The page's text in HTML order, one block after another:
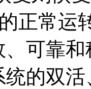
正常运
可靠
统的双